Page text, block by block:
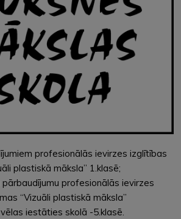
profesionālās ievirzes izglītības
plastiskā māksla” 1.klasē;
profesionālās ievirzes
“Vizuāli plastiskā māksla”
iestāties skolā -5.klasē.